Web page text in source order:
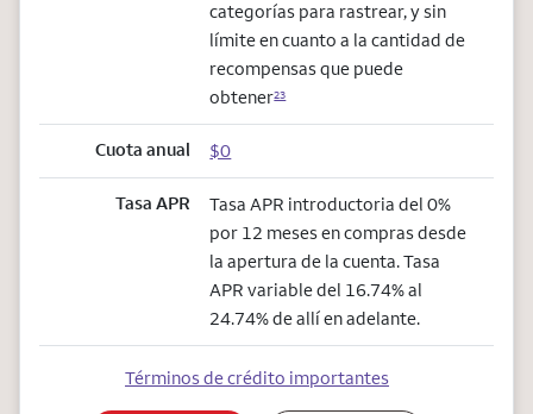
categorías para rastrear, y sin
límite en cuanto a la cantidad de
recompensas que puede
obtener23
Cuota anual $0
Tasa APR
Tasa APR introductoria del 0%
por 12 meses en compras desde
la apertura de la cuenta. Tasa
APR variable del 16.74% al
24.74% de allí en adelante.
Términos de crédito importantes